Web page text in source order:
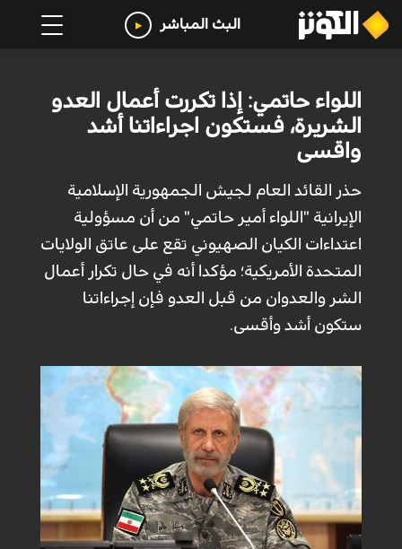
البث المباشر
اللواء حاتمي: إذا تكررت أعمال العدو
الشريرة، فستكون اجراءاتنا أشد
واقسى
حذر القائد العام لجيش الجمهورية الإسلامية
الإيرانية "اللواء أمير حاتمي" من أن مسؤولية
اعتداءات الكيان الصهيوني تقع على عاتق الولايات
المتحدة الأمريكية؛ مؤكدا أنه في حال تكرار أعمال
الشر والعدوان من قبل العدو فإن إجراءاتنا
ستكون أشد وأقسى.